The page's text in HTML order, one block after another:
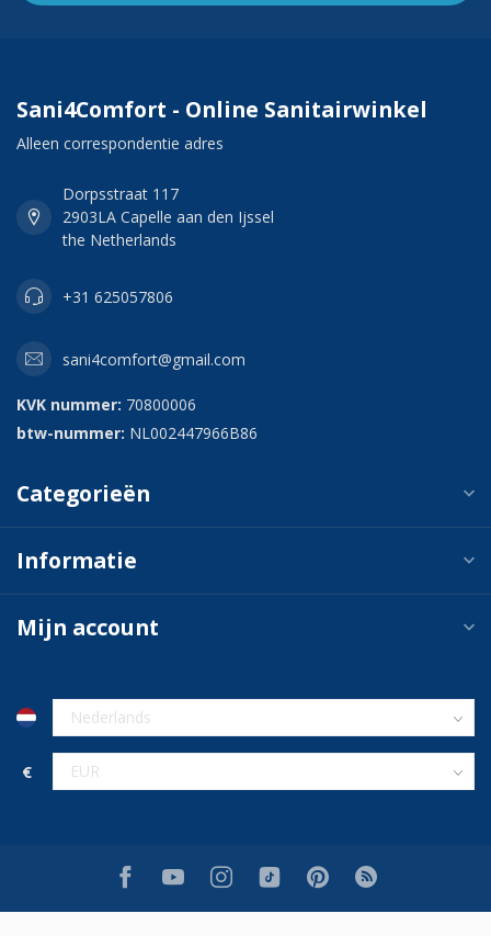
Sani4Comfort - Online Sanitairwinkel
Alleen correspondentie adres
Dorpsstraat 117
2903LA Capelle aan den Ijssel
the Netherlands
+31 625057806
sani4comfort@gmail.com
KVK nummer: 70800006
btw-nummer: NL002447966B86
Categorieën
Informatie
Mijn account
€